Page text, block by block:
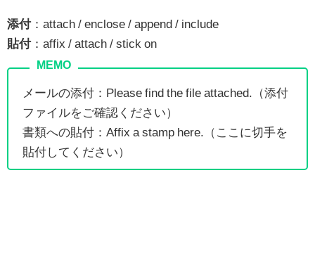
添付：attach / enclose / append / include
貼付：affix / attach / stick on
メールの添付：Please find the file attached.（添付
ファイルをご確認ください）
書類への貼付：Affix a stamp here.（ここに切手を
貼付してください）